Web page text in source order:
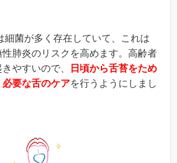
菌が多く存在していて、これは
肺炎のリスクを高めます。高齢者
やすいので、
日頃から舌苔をため
要な舌のケアを行うようにしまし